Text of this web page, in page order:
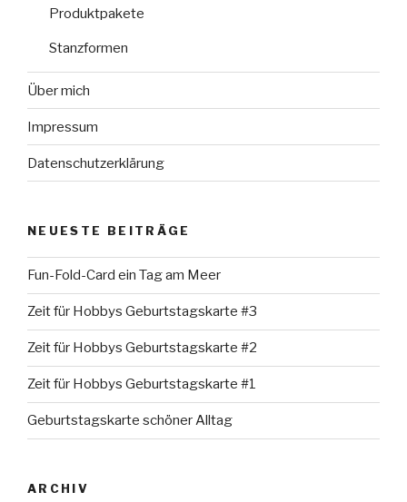
Produktpakete
Stanzformen
Über mich
Impressum
Datenschutzerklärung
NEUESTE BEITRÄGE
Fun-Fold-Card ein Tag am Meer
Zeit für Hobbys Geburtstagskarte #3
Zeit für Hobbys Geburtstagskarte #2
Zeit für Hobbys Geburtstagskarte #1
Geburtstagskarte schöner Alltag
ARCHIV